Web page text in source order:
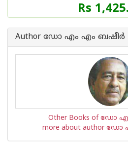
Rs
Author ഡോ എം എം ബഷീര്‍
Other Books of ഡോ
more about author